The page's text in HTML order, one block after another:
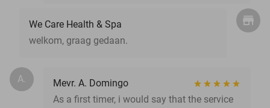
We Care Health & Spa
welkom, graag gedaan.
A.
Mevr. A. Domingo
As a first timer, i would say that the service